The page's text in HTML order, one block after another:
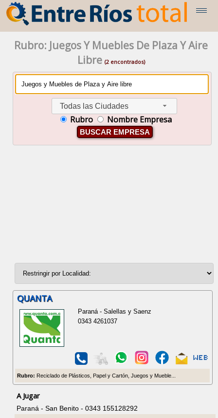
Rubro: Juegos Y Muebles De Plaza Y Aire
Libre (2 encontrados)
Todas las Ciudades
Rubro Nombre Empresa
BUSCAR EMPRESA
QUANTA
Paraná - Salellas y Saenz
0343 4261037
Rubro: Reciclado de Plásticos, Papel y Cartón, Juegos y Mueble...
A Jugar
Paraná - San Benito - 0343 155128292